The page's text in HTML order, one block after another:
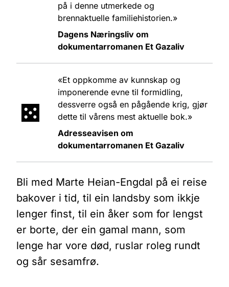
på i denne utmerkede og
brennaktuelle familiehistorien.»
Dagens Næringsliv om
dokumentarromanen Et Gazaliv
«Et oppkomme av kunnskap og
imponerende evne til formidling,
dessverre også en pågående krig, gjør
dette til vårens mest aktuelle bok.»
Adresseavisen om
dokumentarromanen Et Gazaliv
Bli med Marte Heian-Engdal på ei reise
bakover i tid, til ein landsby som ikkje
lenger finst, til ein åker som for lengst
er borte, der ein gamal mann, som
lenge har vore død, ruslar roleg rundt
og sår sesamfrø.